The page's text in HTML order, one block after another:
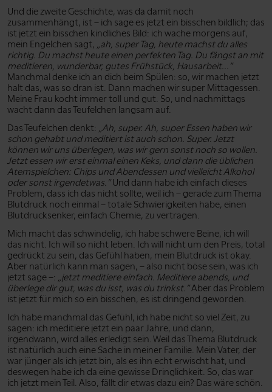
Und die zweite Geschichte, was da damit noch
zusammenhängt, ist – ich sage es jetzt ein bisschen bildlich; das
ist jetzt ein bisschen kindliches Bild: ich wache morgens auf,
mein Engelchen sagt, „ah, super Tag, heute machst du alles
richtig. Du machst heute einen perfekten Tag. Du fängst an mit
meditieren, wunderbar, gutes Frühstück, Hausarbeit...”
Manchmal denke ich an dich beim Spülen: so, wir machen jetzt
halt das, was so dran ist. Dann machen wir super Mittagessen.
Meine Frau kocht immer toll und gut. So, und nachmittags
wacht dann das Teufelchen langsam auf.
Das Teufelchen denkt: „Ah, super. Ah, super Essen haben wir
schon gehabt und meditiert ist auch schon. Super. Jetzt
können wir uns überlegen, was wir gern sonst noch so wollen.
Jetzt essen wir erst einmal einen Keks, und dann die üblichen
Atemspielchen: Chips und Abendessen und vielleicht Alkohol
oder sonst irgendetwas.”Und dann habe ich einfach dieses
Problem, dass ich das nicht sollte, weil ich – gerade zum Thema
Blutdruck noch einmal – totale Schwierigkeiten habe, einen
Blutdrucksenker, einfach Chemie, zu vertragen.
Mich macht das schwindelig, ich habe schwere Beine, ich will
das nicht. Ich will so nicht leben. Ich will nicht um den Preis, total
gedrückt zu sein, das Gefühl haben, mein Blutdruck ist okay.
Aber natürlich kann man sagen, – also nicht böse sein, was ich
jetzt sage –: „jetzt meditiere einfach. Meditiere abends, und
überlege dir gut, was du isst, was du trinkst.”Aber das Problem
ist jetzt für mich so ein bisschen, es ist dringend geworden.
Ich habe manchmal das Gefühl, ich habe nicht so viel Zeit, zu
sagen: ich meditiere jetzt ein paar Jahre, und dann,
irgendwann, wird alles erledigt sein. Weil das Thema Blutdruck
ist natürlich auch eine Sache in meiner Familie. Mein Vater, der
war jünger als ich jetzt bin, als es ihn echt erwischt hat, und
deswegen habe ich da eine gewisse Dringlichkeit. So, das war
ich jetzt mein Teil. Also, fällt dir etwas dazu ein? Das wäre schön.